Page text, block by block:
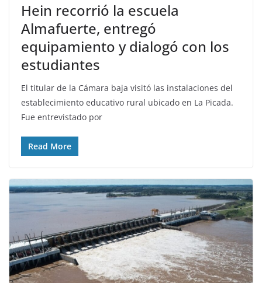
Hein recorrió la escuela
Almafuerte, entregó
equipamiento y dialogó con los
estudiantes
El titular de la Cámara baja visitó las instalaciones del
establecimiento educativo rural ubicado en La Picada.
Fue entrevistado por
Read More